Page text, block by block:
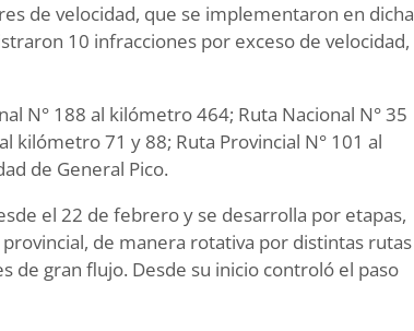
de velocidad, que se implementaron en dicha
10 infracciones por exceso de velocidad,
N° 188 al kilómetro 464; Ruta Nacional N° 35
kilómetro 71 y 88; Ruta Provincial N° 101 al
de General Pico.
el 22 de febrero y se desarrolla por etapas,
de manera rotativa por distintas rutas
de gran flujo. Desde su inicio controló el paso